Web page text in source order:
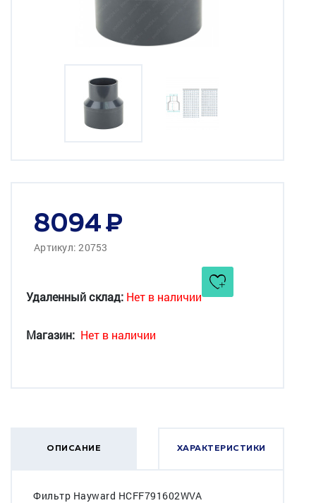
8094
Артикул: 20753
Удаленный склад: Нет в наличии
Магазин: Нет в наличии
ОПИСАНИЕ ХАРАКТЕРИСТИКИ
Фильтр Hayward HCFF791602WVA